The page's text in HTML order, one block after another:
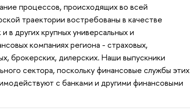
процессов, происходящих во всей
траектории востребованы в качестве
в других крупных универсальных и
компаниях региона - страховых,
брокерских, дилерских. Наши выпускники
сектора, поскольку финансовые службы этих
с банками и другими финансовыми